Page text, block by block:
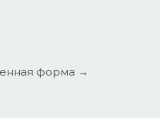
форма →